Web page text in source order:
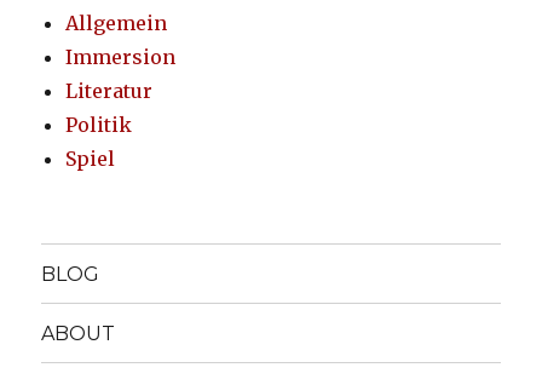
Allgemein
Immersion
Literatur
Politik
Spiel
BLOG
ABOUT